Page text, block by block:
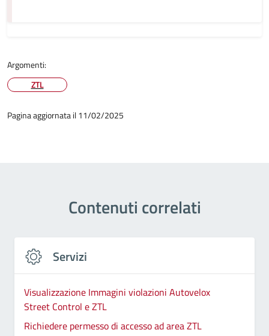
Argomenti:
ZTL
Pagina aggiornata il 11/02/2025
Contenuti correlati
Servizi
Visualizzazione Immagini violazioni Autovelox
Street Control e ZTL
Richiedere permesso di accesso ad area ZTL